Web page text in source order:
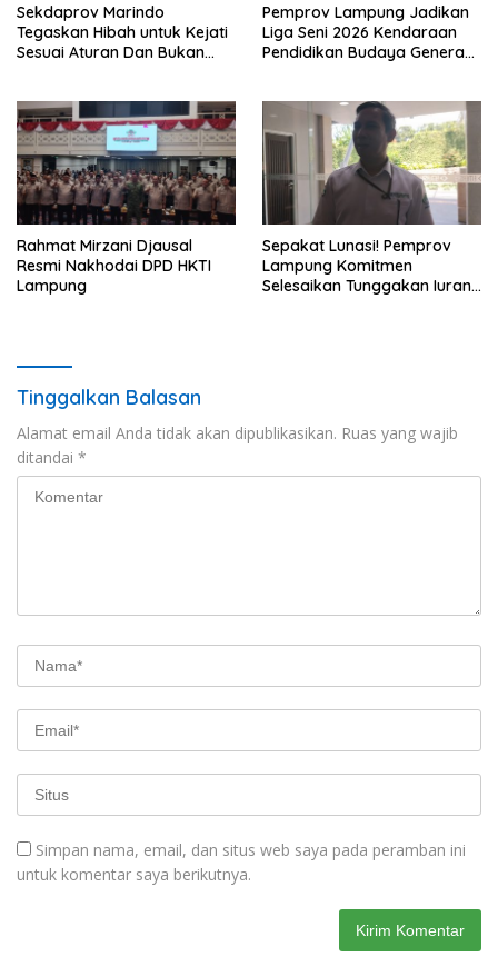
Sekdaprov Marindo
Tegaskan Hibah untuk Kejati
Sesuai Aturan Dan Bukan
Pemprov Lampung Jadikan
Liga Seni 2026 Kendaraan
Pendidikan Budaya Generasi
Rahmat Mirzani Djausal
Resmi Nakhodai DPD HKTI
Lampung
Sepakat Lunasi! Pemprov
Lampung Komitmen
Selesaikan Tunggakan Iuran
Tinggalkan Balasan
Alamat email Anda tidak akan dipublikasikan. Ruas yang wajib
ditandai *
Simpan nama, email, dan situs web saya pada peramban ini
untuk komentar saya berikutnya.